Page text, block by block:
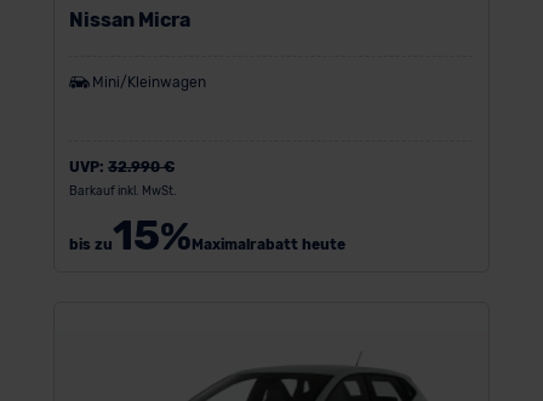
Nissan Micra
Mini/Kleinwagen
UVP: 32.990 €
Barkauf inkl. MwSt.
bis zu15%Maximalrabatt heute